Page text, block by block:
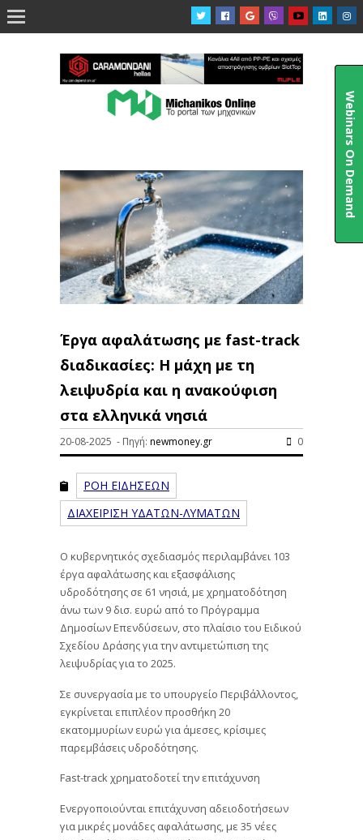

Έργα αφαλάτωσης με fast-track
διαδικασίες: Η μάχη με τη
λειψυδρία και η ανακούφιση
στα ελληνικά νησιά
20-08-2025 - Πηγή: newmoney.gr 0
ΡΟΗ ΕΙΔΗΣΕΩΝ
ΔΙΑΧΕΙΡΙΣΗ ΥΔΑΤΩΝ-ΛΥΜΑΤΩΝ
Ο κυβερνητικός σχεδιασμός περιλαμβάνει 103
έργα αφαλάτωσης και εξασφάλισης
υδροδότησης σε 61 νησιά, με χρηματοδότηση
άνω των 9 δισ. ευρώ από το Πρόγραμμα
Δημοσίων Επενδύσεων, στο πλαίσιο του Ειδικού
Σχεδίου Δράσης για την αντιμετώπιση της
λειψυδρίας για το 2025.
Σε συνεργασία με το υπουργείο Περιβάλλοντος,
εγκρίνεται επιπλέον προσθήκη 20
εκατομμυρίων ευρώ για άμεσες, κρίσιμες
παρεμβάσεις υδροδότησης.
Fast-track χρηματοδοτεί την επιτάχυνση
Ενεργοποιούνται επιτάχυνση αδειοδοτήσεων
για μικρές μονάδες αφαλάτωσης, με 35 νέες
Webinars On Demand